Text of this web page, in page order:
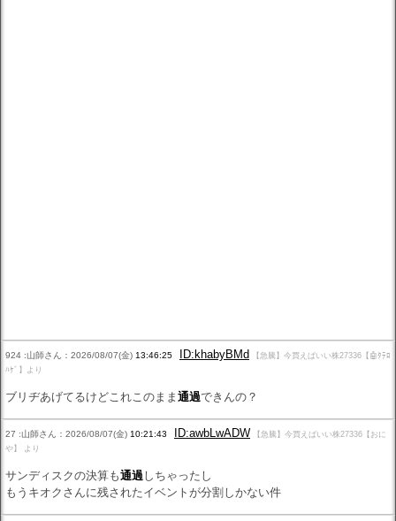
924 :山師さん：2026/08/07(金) 13:46:25 ID:khabyBMd
【急騰】今買えばいい株27336【🤖ﾀﾃﾛ
ﾊｹﾞ】より
ブリヂあげてるけどこれこのまま 通過できんの？
27 :山師さん：2026/08/07(金) 10:21:43 ID:awbLwADW
【急騰】今買えばいい株27336【おに
や】 より
サンディスクの決算も通過しちゃったし
もうキオクさんに残されたイベントが分割しかない件